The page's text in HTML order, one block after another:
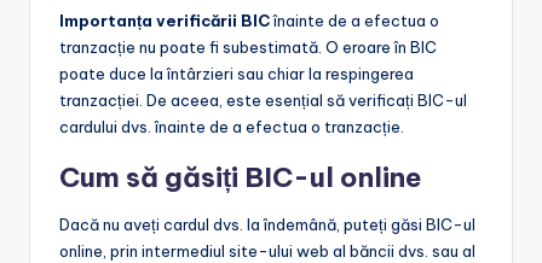
Importanța verificării BICînainte de a efectua o
tranzacție nu poate fi subestimată. O eroare în BIC
poate duce la întârzieri sau chiar la respingerea
tranzacției. De aceea, este esențial să verificați BIC-ul
cardului dvs. înainte de a efectua o tranzacție.
Cum să găsiți BIC-ul online
Dacă nu aveți cardul dvs. la îndemână, puteți găsi BIC-ul
online, prin intermediul site-ului web al băncii dvs. sau al